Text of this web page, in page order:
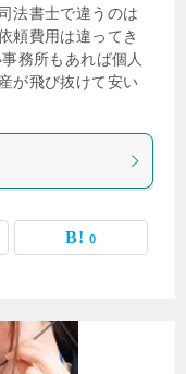
法書士で違うのは
頼費用は違ってき
務所もあれば個人
が飛び抜けて安い
0